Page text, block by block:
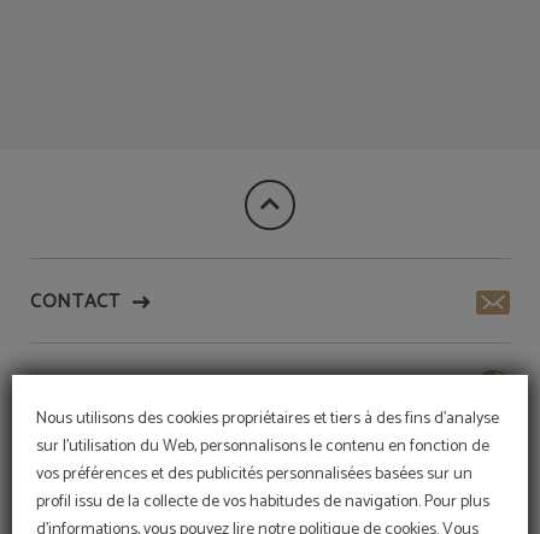
Nous utilisons des cookies propriétaires et tiers à des fins d'analyse
sur l'utilisation du Web, personnalisons le contenu en fonction de
vos préférences et des publicités personnalisées basées sur un
profil issu de la collecte de vos habitudes de navigation. Pour plus
CONTACT
SERVICES